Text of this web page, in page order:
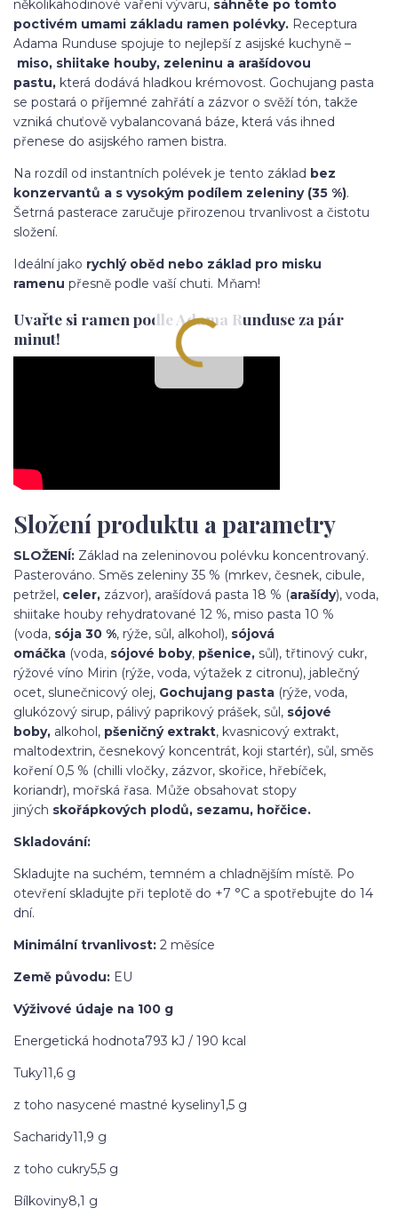
několikahodinové vaření vývaru, sáhněte po tomto
poctivém umami základu ramen polévky. Receptura
Adama Runduse spojuje to nejlepší z asijské kuchyně –
miso, shiitake houby, zeleninu a arašídovou
pastu, která dodává hladkou krémovost. Gochujang pasta
se postará o příjemné zahřátí a zázvor o svěží tón, takže
vzniká chuťově vybalancovaná báze, která vás ihned
přenese do asijského ramen bistra.
Na rozdíl od instantních polévek je tento základ bez
konzervantů a s vysokým podílem zeleniny (35 %).
Šetrná pasterace zaručuje přirozenou trvanlivost a čistotu
složení.
Ideální jako rychlý oběd nebo základ pro misku
ramenu přesně podle vaší chuti. Mňam!
Uvařte si ramen podle Adama Runduse za pár
minut!
Složení produktu a parametry
SLOŽENÍ: Základ na zeleninovou polévku koncentrovaný.
Pasterováno. Směs zeleniny 35 % (mrkev, česnek, cibule,
petržel, celer, zázvor), arašídová pasta 18 % (arašídy), voda,
shiitake houby rehydratované 12 %, miso pasta 10 %
(voda, sója 30 %, rýže, sůl, alkohol), sójová
omáčka (voda, sójové boby, pšenice, sůl), třtinový cukr,
rýžové víno Mirin (rýže, voda, výtažek z citronu), jablečný
ocet, slunečnicový olej, Gochujang pasta (rýže, voda,
glukózový sirup, pálivý paprikový prášek, sůl, sójové
boby, alkohol, pšeničný extrakt, kvasnicový extrakt,
maltodextrin, česnekový koncentrát, koji startér), sůl, směs
koření 0,5 % (chilli vločky, zázvor, skořice, hřebíček,
koriandr), mořská řasa. Může obsahovat stopy
jiných skořápkových plodů, sezamu, hořčice.
Skladování:
Skladujte na suchém, temném a chladnějším místě. Po
otevření skladujte při teplotě do +7 °C a spotřebujte do 14
dní.
Minimální trvanlivost: 2 měsíce
Země původu: EU
Výživové údaje na 100 g
Energetická hodnota793 kJ / 190 kcal
Tuky11,6 g
z toho nasycené mastné kyseliny1,5 g
Sacharidy11,9 g
z toho cukry5,5 g
Bílkoviny8,1 g